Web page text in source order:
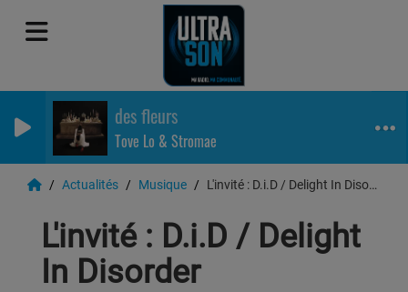
des fleurs
Tove Lo & Stromae
Actualités Musique L'invité : D.i.D / Delight In Disorder
L'invité : D.i.D / Delight
In Disorder